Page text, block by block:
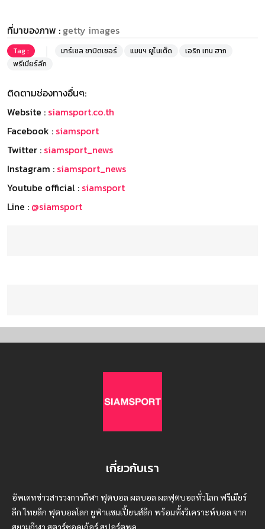
ที่มาของภาพ : getty images
Tag : มาร์เซล ซาบิตเซอร์ แมนฯ ยูไนเต็ด
เอริก เทน ฮาก
พรีเมียร์ลีก
ติดตามช่องทางอื่นๆ:
Website : siamsport.co.th
Facebook : siamsport
Twitter : siamsport_news
Instagram : siamsport_news
Youtube official : siamsport
Line : @siamsport
เกี่ยวกับเรา
อัพเดทข่าวสารวงการกีฬา ฟุตบอล ผลบอล ผลฟุตบอลทั่วโลก ฟรีเมียร์
ลีก ไทยลีก ฟุตบอลโลก ยูฟ่าแซมเปี้ยนส์ลีก พร้อมทั้งวิเคราะห์บอล จาก
สยามกีฬา สตาร์ชอคเก้อร์ สปอร์ตพูล